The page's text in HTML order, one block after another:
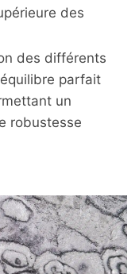
des
des différents
parfait
un
robustesse